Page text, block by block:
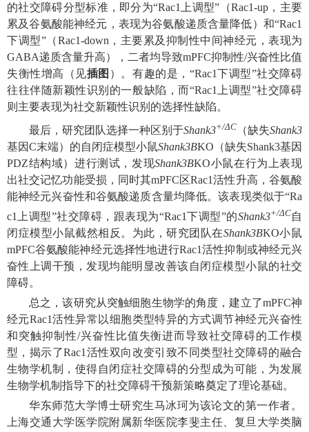
的社交障碍分型标准，即分为“Rac1上调型”（Rac1-up，主要
累及谷氨酸能神经元，表现为谷氨酸递质含量降低）和“Rac1
下调型”（Rac1-down，主要累及抑制性中间神经元，表现为
GABA递质含量升高），二者均导致mPFC抑制性/兴奋性比值
失衡性增高（见插图 ）。有趣的是，“Rac1下调型”社交障碍
往往伴随新颖性识别的一般缺陷，而“Rac1上调型”社交障碍
则主要表现为社交新颖性识别的选择性缺陷。
最后，研究团队选择一种区别于Shank3+/ΔC （缺失Shank3
基因C末端）的自闭症模型小鼠Shank3BKO（缺失Shank3基因
PDZ结构域）进行测试，发现Shank3BKO小鼠在行为上表现
出社交记忆功能受损，同时其mPFC区Rac1活性升高，谷氨酸
能神经元兴奋性和谷氨酸递质含量均降低。该表现类似于“Ra
c1上调型”社交障碍，跟表现为“Rac1下调型”的Shank3+/ΔC自
闭症模型小鼠截然相反。为此，研究团队在Shank3BKO小鼠
mPFC谷氨酸能神经元选择性地进行Rac1活性抑制或神经元兴
奋性上调干预，发现均能明显改善该自闭症模型小鼠的社交
障碍。
总之，该研究从突触细胞生物学的角度，建立了mPFC神
经元Rac1活性异常以细胞类型特异的方式调节神经元兴奋性
和突触抑制性/兴奋性比值失衡进而导致社交障碍的工作模
型，揭示了Rac1活性双向改变引致不同类型社交障碍的融合
生物学机制，使得自闭症社交障碍的分型成为可能，为发展
生物学机制指导下的社交障碍干预新策略奠定了理论基础。
华东师范大学博士研究生马冰珂为该论文的第一作者。
上海交通大学医学院附属新华医院李斐主任、复旦大学类脑